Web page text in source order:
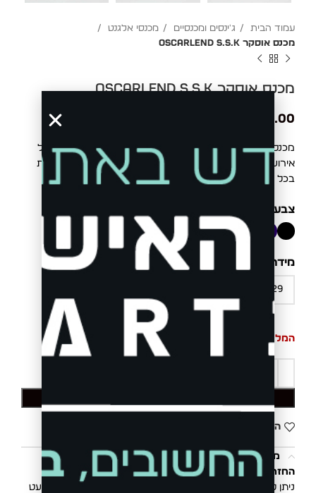
עמוד הבית ג'ינסים ומכנסיים
מכנסי אלגנט
מכנס אוסקר OSCARLEND S.S.K
מכנס אוסקר OSCARLEND S.S.K
299.00
מכנס אוסקר OSCARLEND S.S.K – מכנס אלגנט שמתאים לכל
אירוע חשוב, אירוע שאתה רוצה להשאיר רושם ולהתיר נוכחות
בכל מקום שתלך
צבע
מידה
המלאי אזל
הוסף לרשימת המשאלות
משלוחים והחזרות
החזרת פריטים הינה פשוטה, קלה ונוחה.
ניתן להחליף/להחזיר את הפריט בכל סניפי רשת בוגארט (למעט